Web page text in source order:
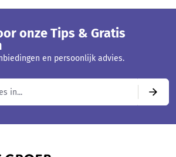
onze Tips & Gratis
en persoonlijk advies.